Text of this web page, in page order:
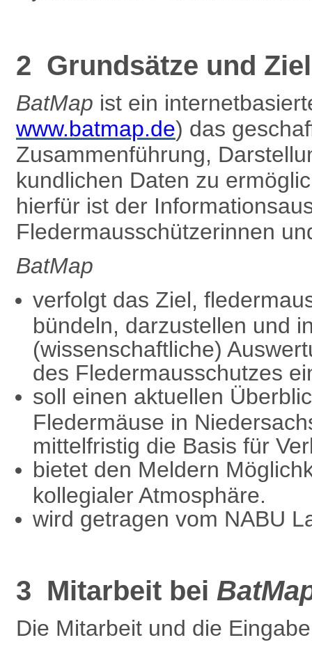
2 Grundsätze und
BatMap ist ein
www.batmap.de) das
Zusammenführung,
kundlichen Daten zu
hierfür ist der
Fledermausschützer­innen
BatMap
verfolgt das Ziel,
bündeln, darzustellen und
(wissenschaftliche)
des Fledermausschutzes
soll einen aktuellen
Fledermäuse in
mittelfristig die Basis für
bietet den Meldern
kollegialer Atmosphäre.
wird getragen vom NABU
3 Mitarbeit bei
Die Mitarbeit und die